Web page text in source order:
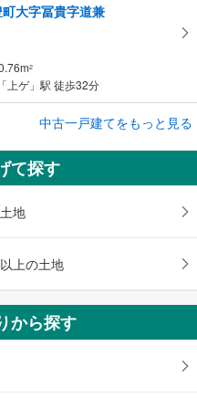
大字冨貴字道兼
2
上ゲ」駅 徒歩32分
大字冨貴字道兼
上ゲ」駅 徒歩32分
中古一戸建てをもっと見る
て探す
地
上の土地
から探す